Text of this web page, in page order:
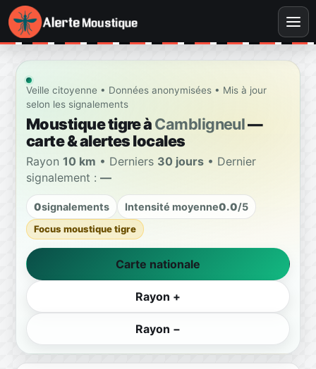
Veille citoyenne • Données anonymisées • Mis à jour
selon les signalements
Moustique tigre àCambligneul—
carte & alertes locales
Rayon 10 km • Derniers 30 jours • Dernier
signalement : —
0signalements Intensité moyenne0.0/5
Focus moustique tigre
Carte nationale
Rayon +
Rayon −